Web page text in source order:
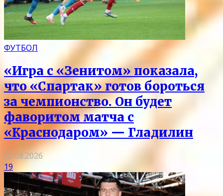
ФУТБОЛ
«Игра с «Зенитом» показала,
что «Спартак» готов бороться
за чемпионство. Он будет
фаворитом матча с
«Краснодаром» — Гладилин
08.08.2026
19